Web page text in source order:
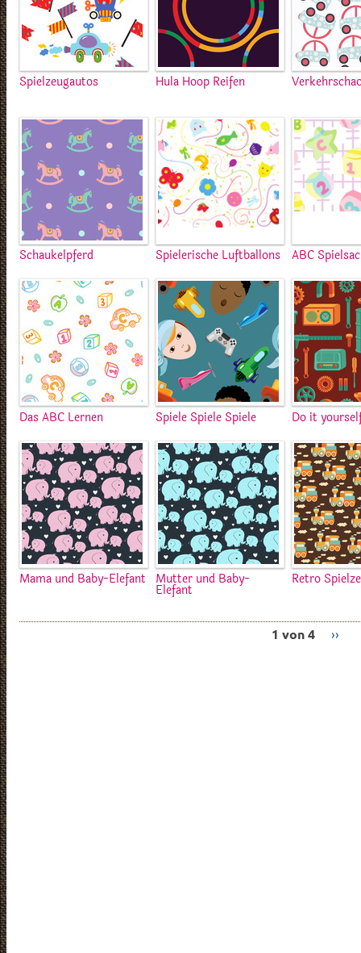
Spielzeugautos Hula Hoop Reifen
Schaukelpferd Spielerische Luftballons ABC
Das ABC Lernen Spiele Spiele Spiele Do it
Mama und Baby-Elefant Mutter und Baby-
Elefant
Retro
1 von 4 ››